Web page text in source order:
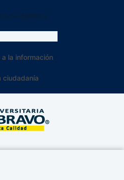
la información
ciudadanía